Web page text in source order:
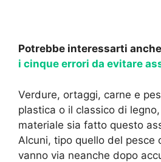
Potrebbe interessarti
i cinque errori da evitare
Verdure, ortaggi, carne e
plastica o il classico di
materiale sia fatto questo
Alcuni, tipo quello del pesce
vanno via neanche dopo